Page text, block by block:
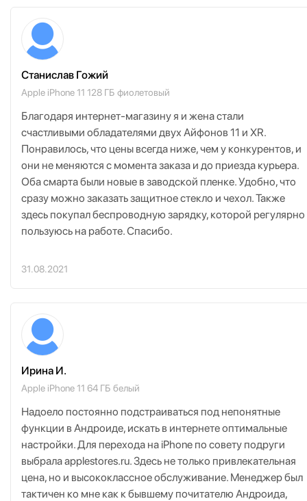
Станислав Гожий
Apple iPhone 11 128 ГБ фиолетовый
Благодаря интернет-магазину я и жена стали
счастливыми обладателями двух Айфонов 11 и XR.
Понравилось, что цены всегда ниже, чем у конкурентов, и
они не меняются с момента заказа и до приезда курьера.
Оба смарта были новые в заводской пленке. Удобно, что
сразу можно заказать защитное стекло и чехол. Также
здесь покупал беспроводную зарядку, которой регулярно
пользуюсь на работе. Спасибо.
31.08.2021
Ирина И.
Apple iPhone 11 64 ГБ белый
Надоело постоянно подстраиваться под непонятные
функции в Андроиде, искать в интернете оптимальные
настройки. Для перехода на iPhone по совету подруги
выбрала applestores.ru. Здесь не только привлекательная
цена, но и высококлассное обслуживание. Менеджер был
тактичен ко мне как к бывшему почитателю Андроида,